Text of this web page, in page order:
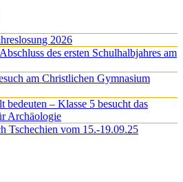
2026
des ersten Schulhalbjahres am
am Christlichen Gymnasium
bedeuten – Klasse 5 besucht das
Archäologie
Tschechien vom 15.-19.09.25